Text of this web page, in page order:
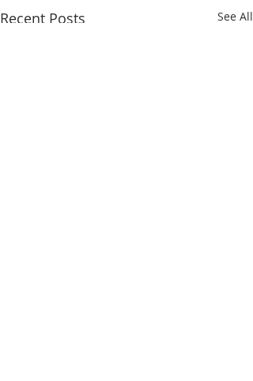
Recent Posts See All